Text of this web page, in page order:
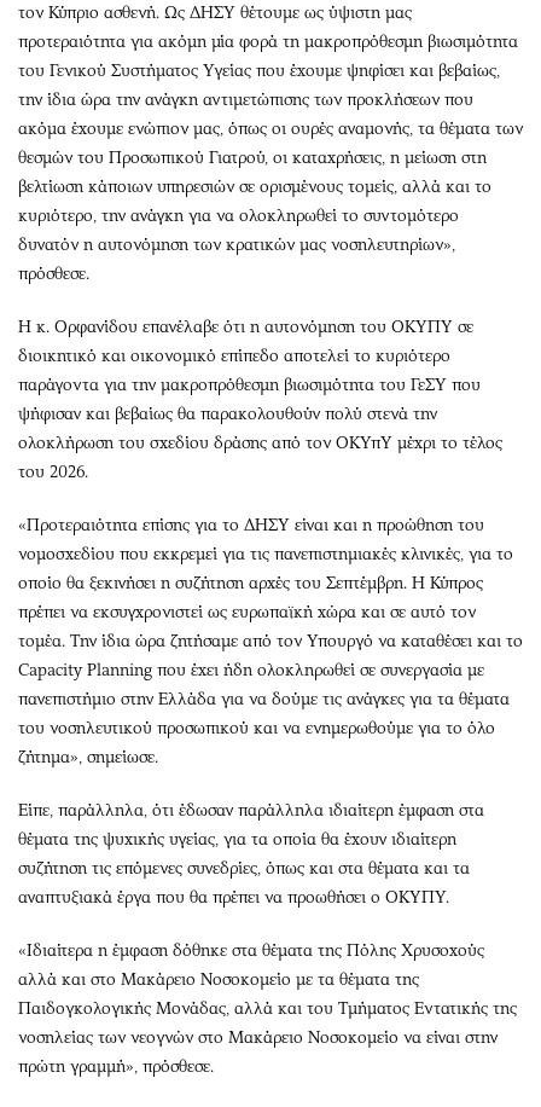
τον Κύπριο ασθενή. Ως ΔΗΣΥ θέτουμε ως ύψιστη μας
προτεραιότητα για ακόμη μία φορά τη μακροπρόθεσμη βιωσιμότητα
του Γενικού Συστήματος Υγείας που έχουμε ψηφίσει και βεβαίως,
την ίδια ώρα την ανάγκη αντιμετώπισης των προκλήσεων που
ακόμα έχουμε ενώπιον μας, όπως οι ουρές αναμονής, τα θέματα των
θεσμών του Προσωπικού Γιατρού, οι καταχρήσεις, η μείωση στη
βελτίωση κάποιων υπηρεσιών σε ορισμένους τομείς, αλλά και το
κυριότερο, την ανάγκη για να ολοκληρωθεί το συντομότερο
δυνατόν η αυτονόμηση των κρατικών μας νοσηλευτηρίων»,
πρόσθεσε.
Η κ. Ορφανίδου επανέλαβε ότι η αυτονόμηση του ΟΚΥΠΥ σε
διοικητικό και οικονομικό επίπεδο αποτελεί το κυριότερο
παράγοντα για την μακροπρόθεσμη βιωσιμότητα του ΓεΣΥ που
ψήφισαν και βεβαίως θα παρακολουθούν πολύ στενά την
ολοκλήρωση του σχεδίου δράσης από τον ΟΚΥπΥ μέχρι το τέλος
του 2026.
«Προτεραιότητα επίσης για το ΔΗΣΥ είναι και η προώθηση του
νομοσχεδίου που εκκρεμεί για τις πανεπιστημιακές κλινικές, για το
οποίο θα ξεκινήσει η συζήτηση αρχές του Σεπτέμβρη. Η Κύπρος
πρέπει να εκσυγχρονιστεί ως ευρωπαϊκή χώρα και σε αυτό τον
τομέα. Την ίδια ώρα ζητήσαμε από τον Υπουργό να καταθέσει και το
Capacity Planning που έχει ήδη ολοκληρωθεί σε συνεργασία με
πανεπιστήμιο στην Ελλάδα για να δούμε τις ανάγκες για τα θέματα
του νοσηλευτικού προσωπικού και να ενημερωθούμε για το όλο
ζήτημα», σημείωσε.
Είπε, παράλληλα, ότι έδωσαν παράλληλα ιδιαίτερη έμφαση στα
θέματα της ψυχικής υγείας, για τα οποία θα έχουν ιδιαίτερη
συζήτηση τις επόμενες συνεδρίες, όπως και στα θέματα και τα
αναπτυξιακά έργα που θα πρέπει να προωθήσει ο ΟΚΥΠΥ.
«Ιδιαίτερα η έμφαση δόθηκε στα θέματα της Πόλης Χρυσοχούς
αλλά και στο Μακάρειο Νοσοκομείο με τα θέματα της
Παιδογκολογικής Μονάδας, αλλά και του Τμήματος Εντατικής της
νοσηλείας των νεογνών στο Μακάρειο Νοσοκομείο να είναι στην
πρώτη γραμμή», πρόσθεσε.